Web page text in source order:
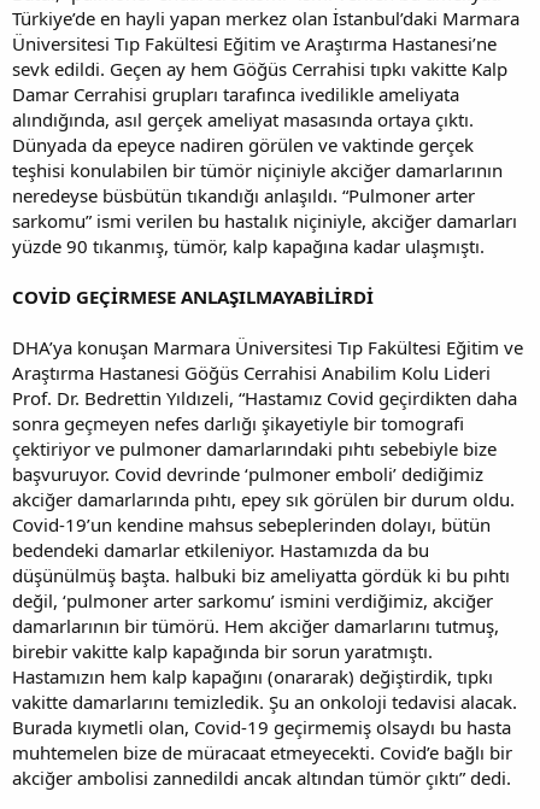
Türkiye’de en hayli yapan merkez olan İstanbul’daki Marmara
Üniversitesi Tıp Fakültesi Eğitim ve Araştırma Hastanesi’ne
sevk edildi. Geçen ay hem Göğüs Cerrahisi tıpkı vakitte Kalp
Damar Cerrahisi grupları tarafınca ivedilikle ameliyata
alındığında, asıl gerçek ameliyat masasında ortaya çıktı.
Dünyada da epeyce nadiren görülen ve vaktinde gerçek
teşhisi konulabilen bir tümör niçiniyle akciğer damarlarının
neredeyse büsbütün tıkandığı anlaşıldı. “Pulmoner arter
sarkomu” ismi verilen bu hastalık niçiniyle, akciğer damarları
yüzde 90 tıkanmış, tümör, kalp kapağına kadar ulaşmıştı.
COVİD GEÇİRMESE ANLAŞILMAYABİLİRDİ
DHA’ya konuşan Marmara Üniversitesi Tıp Fakültesi Eğitim ve
Araştırma Hastanesi Göğüs Cerrahisi Anabilim Kolu Lideri
Prof. Dr. Bedrettin Yıldızeli, “Hastamız Covid geçirdikten daha
sonra geçmeyen nefes darlığı şikayetiyle bir tomografi
çektiriyor ve pulmoner damarlarındaki pıhtı sebebiyle bize
başvuruyor. Covid devrinde ‘pulmoner emboli’ dediğimiz
akciğer damarlarında pıhtı, epey sık görülen bir durum oldu.
Covid-19’un kendine mahsus sebeplerinden dolayı, bütün
bedendeki damarlar etkileniyor. Hastamızda da bu
düşünülmüş başta. halbuki biz ameliyatta gördük ki bu pıhtı
değil, ‘pulmoner arter sarkomu’ ismini verdiğimiz, akciğer
damarlarının bir tümörü. Hem akciğer damarlarını tutmuş,
birebir vakitte kalp kapağında bir sorun yaratmıştı.
Hastamızın hem kalp kapağını (onararak) değiştirdik, tıpkı
vakitte damarlarını temizledik. Şu an onkoloji tedavisi alacak.
Burada kıymetli olan, Covid-19 geçirmemiş olsaydı bu hasta
muhtemelen bize de müracaat etmeyecekti. Covid’e bağlı bir
akciğer ambolisi zannedildi ancak altından tümör çıktı” dedi.